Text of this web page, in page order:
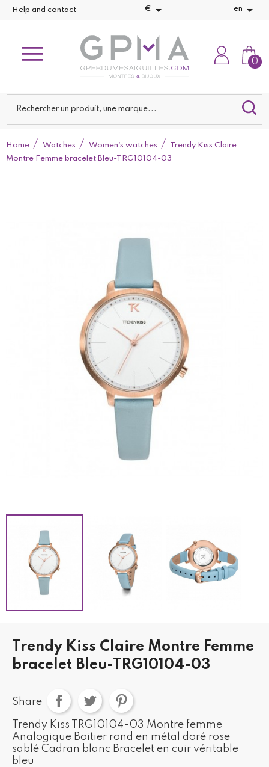
Help and contact €  en 
0
Home Watches Women's watches
Trendy Kiss Claire
Montre Femme bracelet Bleu-TRG10104-03
Trendy Kiss Claire Montre Femme
bracelet Bleu-TRG10104-03
Share
Trendy Kiss TRG10104-03 Montre femme
Analogique Boitier rond en métal doré rose
sablé Cadran blanc Bracelet en cuir véritable
bleu